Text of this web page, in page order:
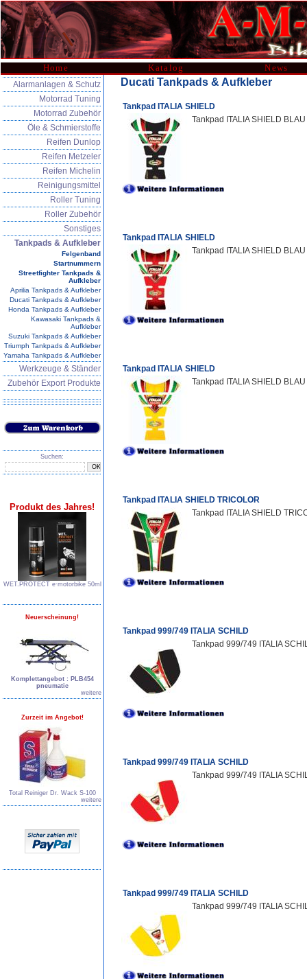
Home Katalog News
Alarmanlagen & Schutz
Motorrad Tuning
Motorrad Zubehör
Öle & Schmierstoffe
Reifen Dunlop
Reifen Metzeler
Reifen Michelin
Reinigungsmittel
Roller Tuning
Roller Zubehör
Sonstiges
Tankpads & Aufkleber
Felgenband
Startnummern
Streetfighter Tankpads &
Aufkleber
Aprilia Tankpads & Aufkleber
Ducati Tankpads & Aufkleber
Honda Tankpads & Aufkleber
Kawasaki Tankpads &
Aufkleber
Suzuki Tankpads & Aufkleber
Triumph Tankpads & Aufkleber
Yamaha Tankpads & Aufkleber
Werkzeuge & Ständer
Zubehör Export Produkte
Suchen:
Produkt des Jahres!
WET.PROTECT e∙motorbike 50ml
Neuerscheinung!
Komplettangebot : PLB454
pneumatic
weitere
Zurzeit im Angebot!
Total Reiniger Dr. Wack S-100
weitere
Ducati Tankpads & Aufkleber
Tankpad ITALIA SHIELD
Tankpad ITALIA SHIELD
Tankpad ITALIA SHIELD
Tankpad ITALIA SHIELD
Tankpad ITALIA SHIELD
Tankpad ITALIA SHIELD
Tankpad ITALIA SHIELD TRICOLOR
Tankpad ITALIA SHIELD
Tankpad 999/749 ITALIA SCHILD
Tankpad 999/749 ITALIA
Tankpad 999/749 ITALIA SCHILD
Tankpad 999/749 ITALIA
Tankpad 999/749 ITALIA SCHILD
Tankpad 999/749 ITALIA